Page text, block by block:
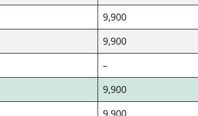
9,900
9,900
–
9,900